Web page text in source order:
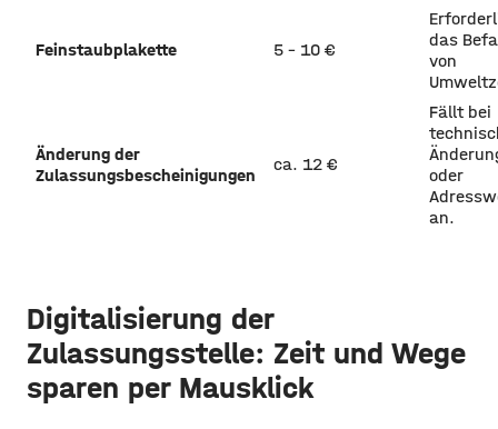
Feinstaubplakette 5 – 10 €
das
von
Änderung der
Zulassungsbescheinigungen
ca. 12 €
Fällt bei
oder
an.
Digitalisierung der
Zulassungsstelle: Zeit und Wege
sparen per Mausklick